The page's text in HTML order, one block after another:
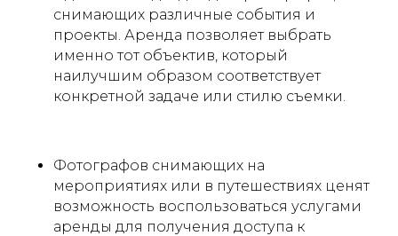
снимающих различные события и
проекты. Аренда позволяет выбрать
именно тот объектив, который
наилучшим образом соответствует
конкретной задаче или стилю съемки.
Фотографов снимающих на
мероприятиях или в путешествиях ценят
возможность воспользоваться услугами
аренды для получения доступа к